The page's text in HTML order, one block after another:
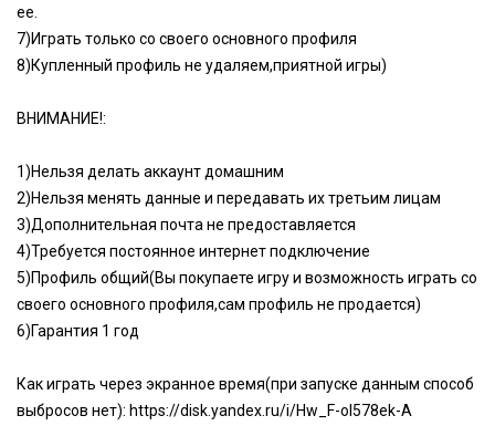
ее.
7)Играть только со своего основного профиля
8)Купленный профиль не удаляем,приятной игры)
ВНИМАНИЕ!:
1)Нельзя делать аккаунт домашним
2)Нельзя менять данные и передавать их третьим лицам
3)Дополнительная почта не предоставляется
4)Требуется постоянное интернет подключение
5)Профиль общий(Вы покупаете игру и возможность играть со
своего основного профиля,сам профиль не продается)
6)Гарантия 1 год
Как играть через экранное время(при запуске данным способ
выбросов нет): https://disk.yandex.ru/i/Hw_F-oI578ek-A